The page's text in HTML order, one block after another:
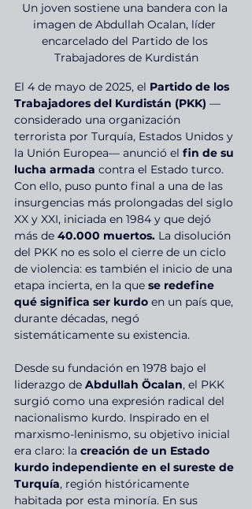
Un joven sostiene una bandera con la
imagen de Abdullah Ocalan, líder
encarcelado del Partido de los
Trabajadores de Kurdistán
El 4 de mayo de 2025, el Partido de los
Trabajadores del Kurdistán (PKK) —
considerado una organización
terrorista por Turquía, Estados Unidos y
la Unión Europea— anunció el fin de su
lucha armada contra el Estado turco.
Con ello, puso punto final a una de las
insurgencias más prolongadas del siglo
XX y XXI, iniciada en 1984 y que dejó
más de 40.000 muertos. La disolución
del PKK no es solo el cierre de un ciclo
de violencia: es también el inicio de una
etapa incierta, en la que se redefine
qué significa ser kurdo en un país que,
durante décadas, negó
sistemáticamente su existencia.
Desde su fundación en 1978 bajo el
liderazgo de Abdullah Öcalan, el PKK
surgió como una expresión radical del
nacionalismo kurdo. Inspirado en el
marxismo-leninismo, su objetivo inicial
era claro: la creación de un Estado
kurdo independiente en el sureste de
Turquía, región históricamente
habitada por esta minoría. En sus